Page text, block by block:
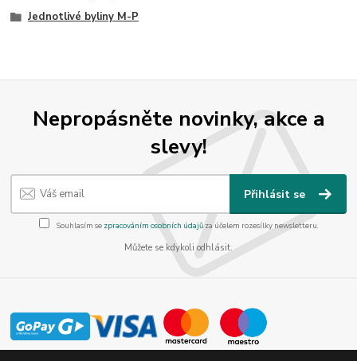
Jednotlivé byliny M-P
Nepropásněte novinky, akce a
slevy!
Přihlásit se
Souhlasím se zpracováním osobních údajůza účelem rozesílky newsletteru.
Můžete se kdykoli odhlásit.